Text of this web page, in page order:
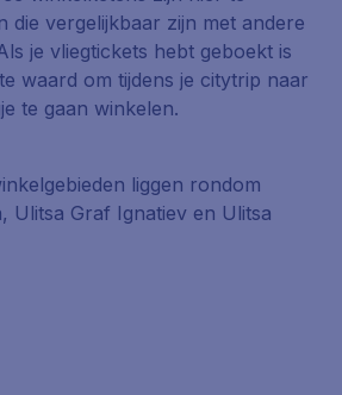
die vergelijkbaar zijn met andere
je vliegtickets hebt geboekt is
waard om tijdens je citytrip naar
te gaan winkelen.
liggen rondom
Ulitsa Graf Ignatiev en Ulitsa